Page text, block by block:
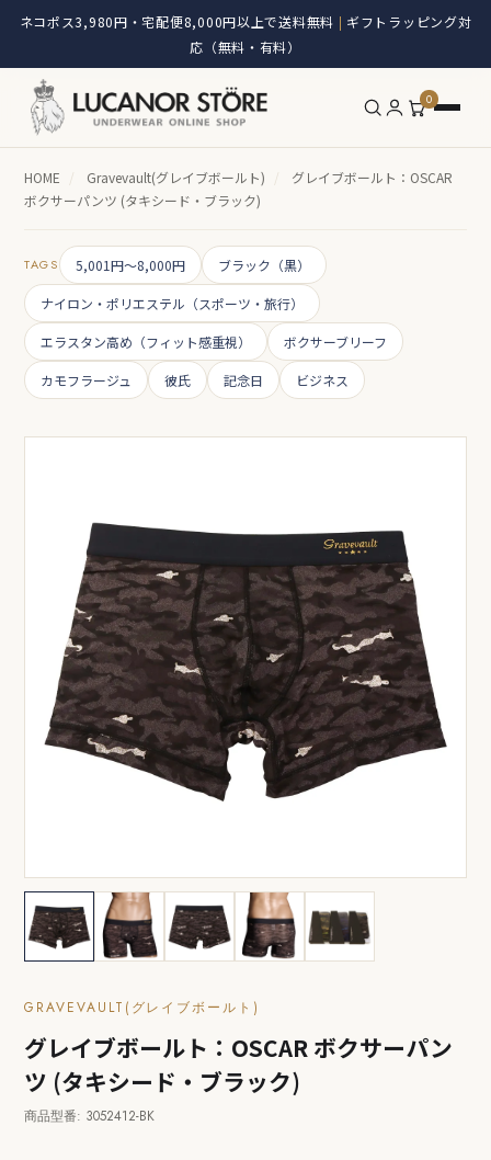
ネコポス3,980円・宅配便8,000円以上で送料無料 | ギフトラッピング対
応（無料・有料）
0
HOME / Gravevault(グレイブボールト) /
グレイブボールト：OSCAR
ボクサーパンツ (タキシード・ブラック)
TAGS 5,001円～8,000円 ブラック（黒）
ナイロン・ポリエステル（スポーツ・旅行）
エラスタン高め（フィット感重視） ボクサーブリーフ
カモフラージュ 彼氏 記念日 ビジネス
GRAVEVAULT(グレイブボールト)
グレイブボールト：OSCAR ボクサーパン
ツ (タキシード・ブラック)
商品型番: 3052412-BK